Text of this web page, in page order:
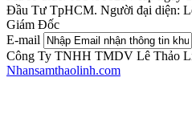
Đầu Tư TpHCM. Người đại diện:
Giám Đốc
E-mail
Công Ty TNHH TMDV Lê Thảo
Nhansamthaolinh.com